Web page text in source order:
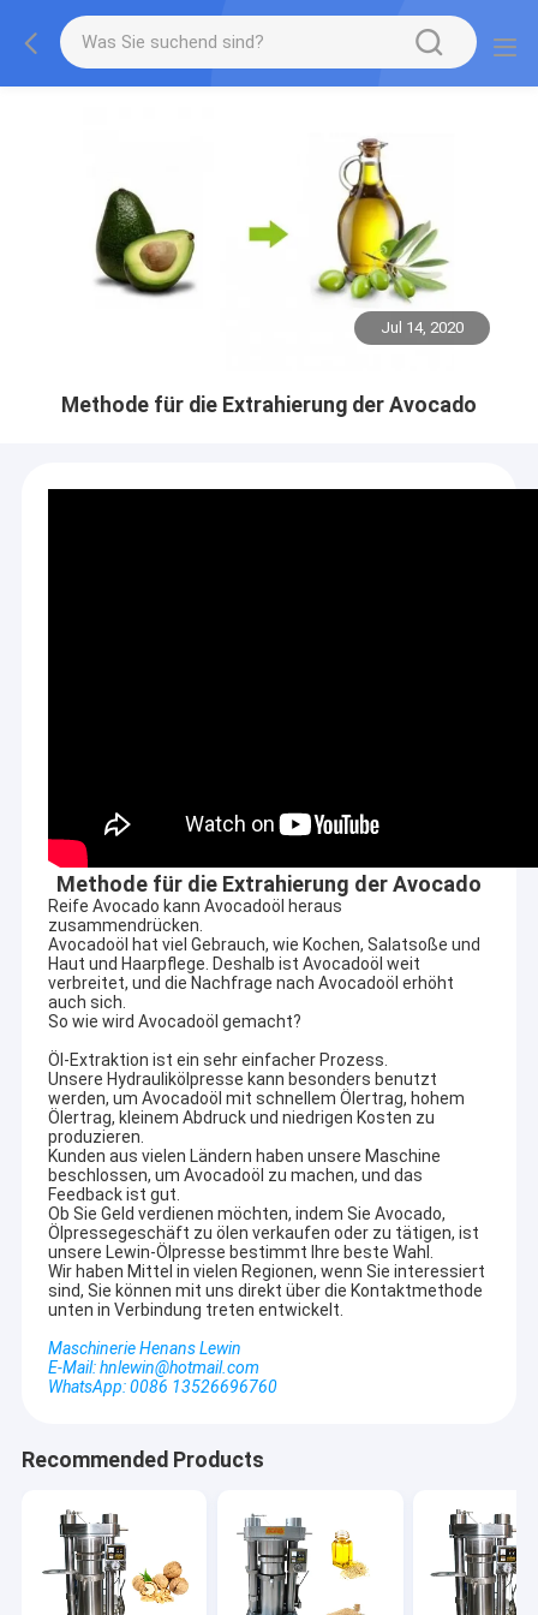
Jul 14, 2020
Methode für die Extrahierung der Avocado
Methode für die Extrahierung der Avocado
Reife Avocado kann Avocadoöl heraus
zusammendrücken.
Avocadoöl hat viel Gebrauch, wie Kochen, Salatsoße und
Haut und Haarpflege. Deshalb ist Avocadoöl weit
verbreitet, und die Nachfrage nach Avocadoöl erhöht
auch sich.
So wie wird Avocadoöl gemacht?
Öl-Extraktion ist ein sehr einfacher Prozess.
Unsere Hydraulikölpresse kann besonders benutzt
werden, um Avocadoöl mit schnellem Ölertrag, hohem
Ölertrag, kleinem Abdruck und niedrigen Kosten zu
produzieren.
Kunden aus vielen Ländern haben unsere Maschine
beschlossen, um Avocadoöl zu machen, und das
Feedback ist gut.
Ob Sie Geld verdienen möchten, indem Sie Avocado,
Ölpressegeschäft zu ölen verkaufen oder zu tätigen, ist
unsere Lewin-Ölpresse bestimmt Ihre beste Wahl.
Wir haben Mittel in vielen Regionen, wenn Sie interessiert
sind, Sie können mit uns direkt über die Kontaktmethode
unten in Verbindung treten entwickelt.
Maschinerie Henans Lewin
E-Mail: hnlewin@hotmail.com
WhatsApp: 0086 13526696760
Recommended Products